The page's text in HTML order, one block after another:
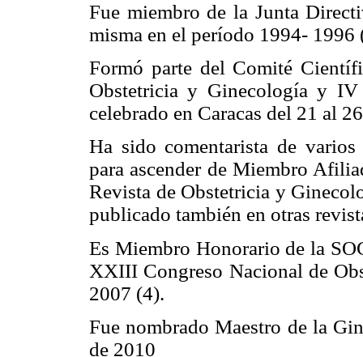
Fue miembro de la Junta
misma en el período 1994- 1996
Formó parte del Comité
Obstetricia y Ginecología y IV
celebrado en Caracas del 21 al
Ha sido comentarista de
para ascender de Miembro
Revista de Obstetricia y
publicado también en otras
Es Miembro Honorario de la
XXIII Congreso Nacional de
2007 (4).
Fue nombrado Maestro de la
de 2010